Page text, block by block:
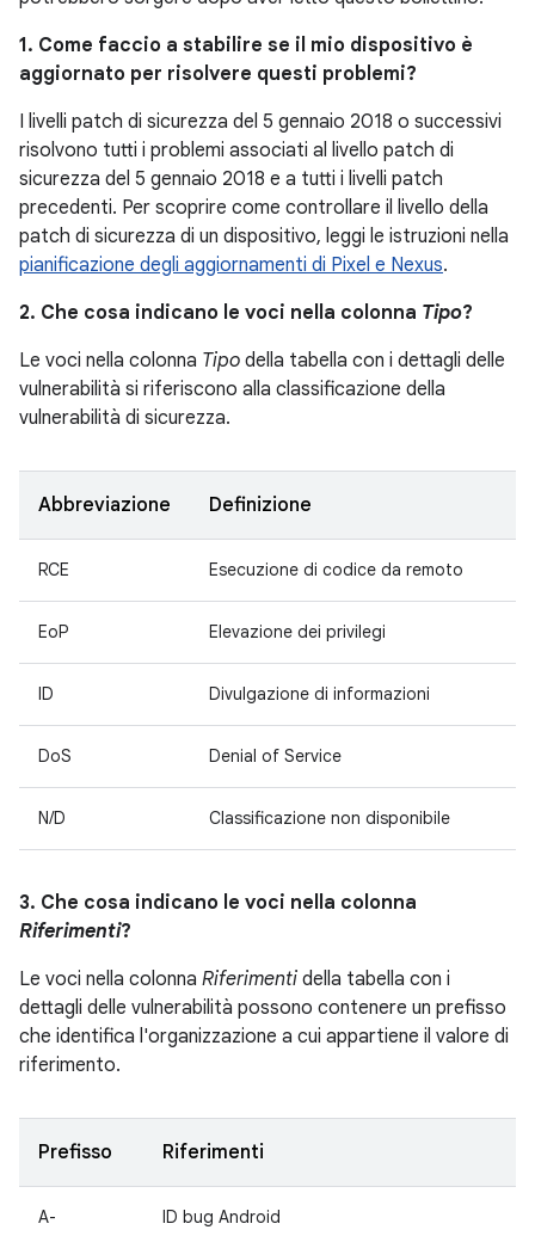
1. Come faccio a stabilire se il mio dispositivo è
aggiornato per risolvere questi problemi?
I livelli patch di sicurezza del 5 gennaio 2018 o successivi
risolvono tutti i problemi associati al livello patch di
sicurezza del 5 gennaio 2018 e a tutti i livelli patch
precedenti. Per scoprire come controllare il livello della
patch di sicurezza di un dispositivo, leggi le istruzioni nella
pianificazione degli aggiornamenti di Pixel e Nexus.
2. Che cosa indicano le voci nella colonna Tipo?
Le voci nella colonna Tipo della tabella con i dettagli delle
vulnerabilità si riferiscono alla classificazione della
vulnerabilità di sicurezza.
Abbreviazione Definizione
RCE Esecuzione di codice da remoto
EoP Elevazione dei privilegi
ID Divulgazione di informazioni
DoS Denial of Service
N/D Classificazione non disponibile
3. Che cosa indicano le voci nella colonna
Riferimenti?
Le voci nella colonna Riferimenti della tabella con i
dettagli delle vulnerabilità possono contenere un prefisso
che identifica l'organizzazione a cui appartiene il valore di
riferimento.
Prefisso Riferimenti
A- ID bug Android